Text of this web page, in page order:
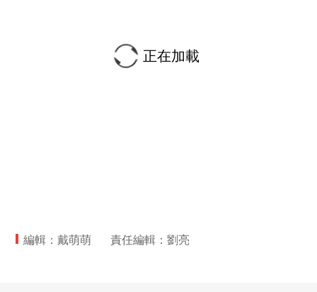
正在加載
編輯：戴萌萌 責任編輯：劉亮